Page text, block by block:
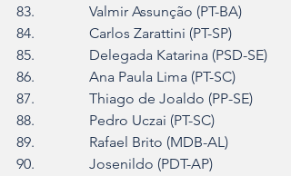
83.               Valmir Assunção (PT-BA)
84.               Carlos Zarattini (PT-SP)
85.               Delegada Katarina (PSD-SE)
86.               Ana Paula Lima (PT-SC)
87.               Thiago de Joaldo (PP-SE)
88.               Pedro Uczai (PT-SC)
89.               Rafael Brito (MDB-AL)
90.               Josenildo (PDT-AP)